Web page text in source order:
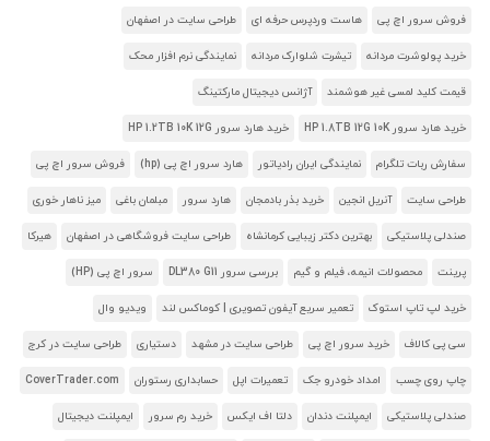
فروش سرور اچ پی هاست وردپرس حرفه ای طراحی سایت در اصفهان
خرید پولوشرت مردانه تیشرت شلوارک مردانه نمایندگی نرم افزار محک
قیمت کلید لمسی غیر هوشمند آژانس دیجیتال مارکتینگ
خرید هارد سرور HP 1.8TB 12G 10K خرید هارد سرور HP 1.2TB 10K 12G
سفارش ربات تلگرام نمایندگی ایران رادیاتور هارد سرور اچ پی (hp) فروش سرور اچ پی
طراحی سایت آنریل انجین خرید بذر بادمجان هارد سرور مبلمان باغی میز ناهار خوری
صندلی پلاستیکی بهترین دکتر زیبایی کرمانشاه طراحی سایت فروشگاهی در اصفهان هیرکا
پرینت محصولات انیمه، فیلم و گیم بررسی سرور DL380 G11 سرور اچ پی (HP)
خرید لپ تاپ استوک تعمیر سریع آیفون تصویری | کوماکس لند ویدیو وال
سی پی کالاف خرید سرور اچ پی طراحی سایت در مشهد دستیاری طراحی سایت در کرج
چاپ روی چسب امداد خودرو جک تعمیرات اپل حسابداری رستوران CoverTrader.com
صندلی پلاستیکی ایمپلنت دندان دلتا اف ایکس خرید رم سرور ایمپلنت دیجیتال